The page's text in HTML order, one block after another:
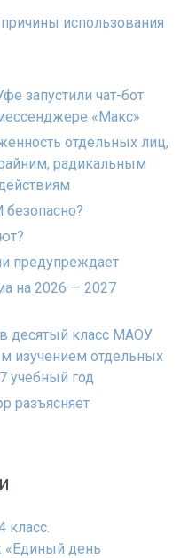
использования
запустили чат-бот
«Макс»
отдельных лиц,
радикальным
предупреждает
на 2026 — 2027
десятый класс МАОУ
изучением отдельных
учебный год
разъясняет
класс.
«Единый день